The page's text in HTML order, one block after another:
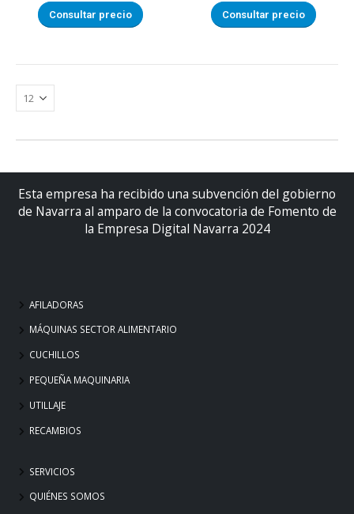
Consultar precio Consultar precio
Esta empresa ha recibido una subvención del gobierno
de Navarra al amparo de la convocatoria de Fomento de
la Empresa Digital Navarra 2024
AFILADORAS
MÁQUINAS SECTOR ALIMENTARIO
CUCHILLOS
PEQUEÑA MAQUINARIA
UTILLAJE
RECAMBIOS
SERVICIOS
QUIÉNES SOMOS